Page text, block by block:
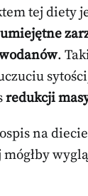
tej diety
umiejętne
.
redukcji
na